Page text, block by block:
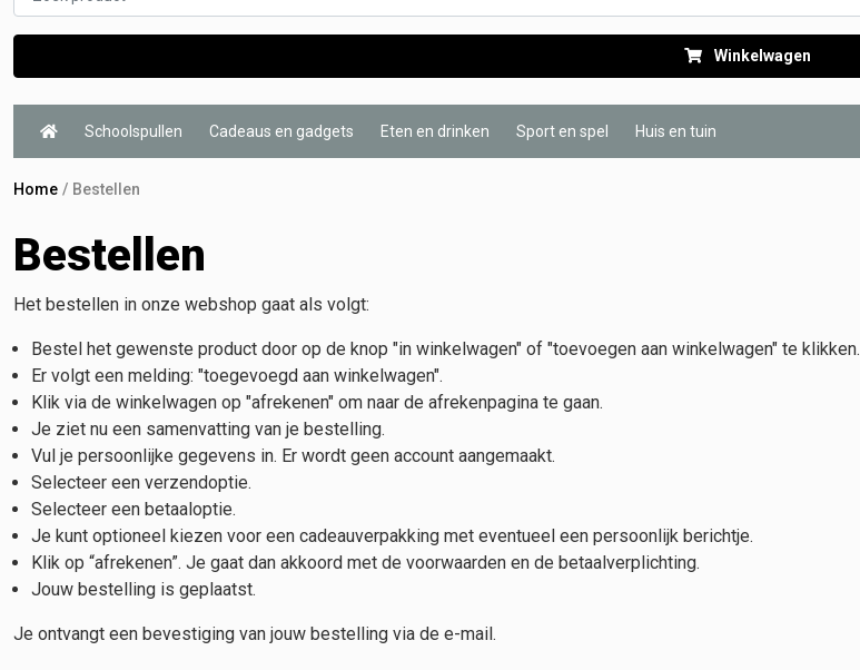
Winkelwagen
Schoolspullen Cadeaus en gadgets Eten en drinken Sport en spel Huis en tuin
Home Bestellen
Bestellen
Het bestellen in onze webshop gaat als volgt:
Bestel het gewenste product door op de knop "in winkelwagen" of "toevoegen aan winkelwagen" te klikken.
Er volgt een melding: "toegevoegd aan winkelwagen".
Klik via de winkelwagen op "afrekenen" om naar de afrekenpagina te gaan.
Je ziet nu een samenvatting van je bestelling.
Vul je persoonlijke gegevens in. Er wordt geen account aangemaakt.
Selecteer een verzendoptie.
Selecteer een betaaloptie.
Je kunt optioneel kiezen voor een cadeauverpakking met eventueel een persoonlijk berichtje.
Klik op “afrekenen”. Je gaat dan akkoord met de voorwaarden en de betaalverplichting.
Jouw bestelling is geplaatst.
Je ontvangt een bevestiging van jouw bestelling via de e-mail.